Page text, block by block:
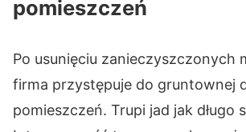
pomieszczeń
Po usunięciu zanieczyszczonych
firma przystępuje do gruntownej
pomieszczeń. Trupi jad jak długo